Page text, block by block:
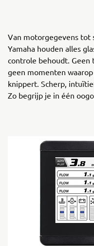
Van motorgegevens tot
Yamaha houden alles
controle behoudt. Geen
geen momenten
knippert. Scherp,
Zo begrijp je in één